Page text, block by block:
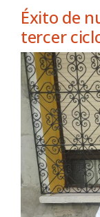
Éxito de
tercer